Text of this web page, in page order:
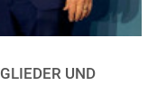
UND N